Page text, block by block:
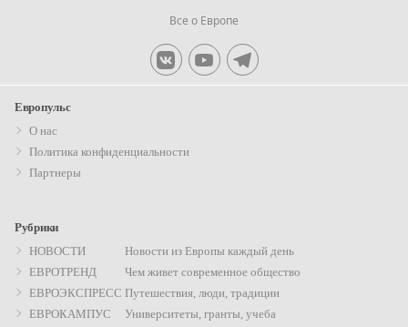
Все о Европе
ЭлементЭлементЭлемент
Европульс
О нас
Политика конфиденциальности
Партнеры
Рубрики
НОВОСТИ
Новости из Европы каждый день
ЕВРОТРЕНД
Чем живет современное общество
ЕВРОЭКСПРЕСС Путешествия, люди, традиции
ЕВРОКАМПУС
Университеты, гранты, учеба